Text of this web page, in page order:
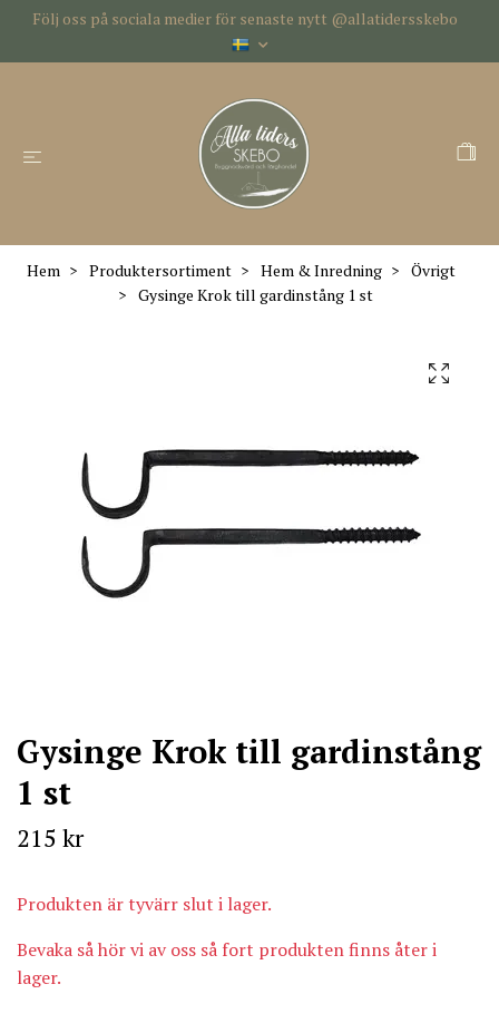
Följ oss på sociala medier för senaste nytt @allatidersskebo
Hem Produktersortiment Hem & Inredning
Övrigt
Gysinge Krok till gardinstång 1 st
Gysinge Krok till gardinstång
1 st
215 kr
Produkten är tyvärr slut i lager.
Bevaka så hör vi av oss så fort produkten finns åter i
lager.